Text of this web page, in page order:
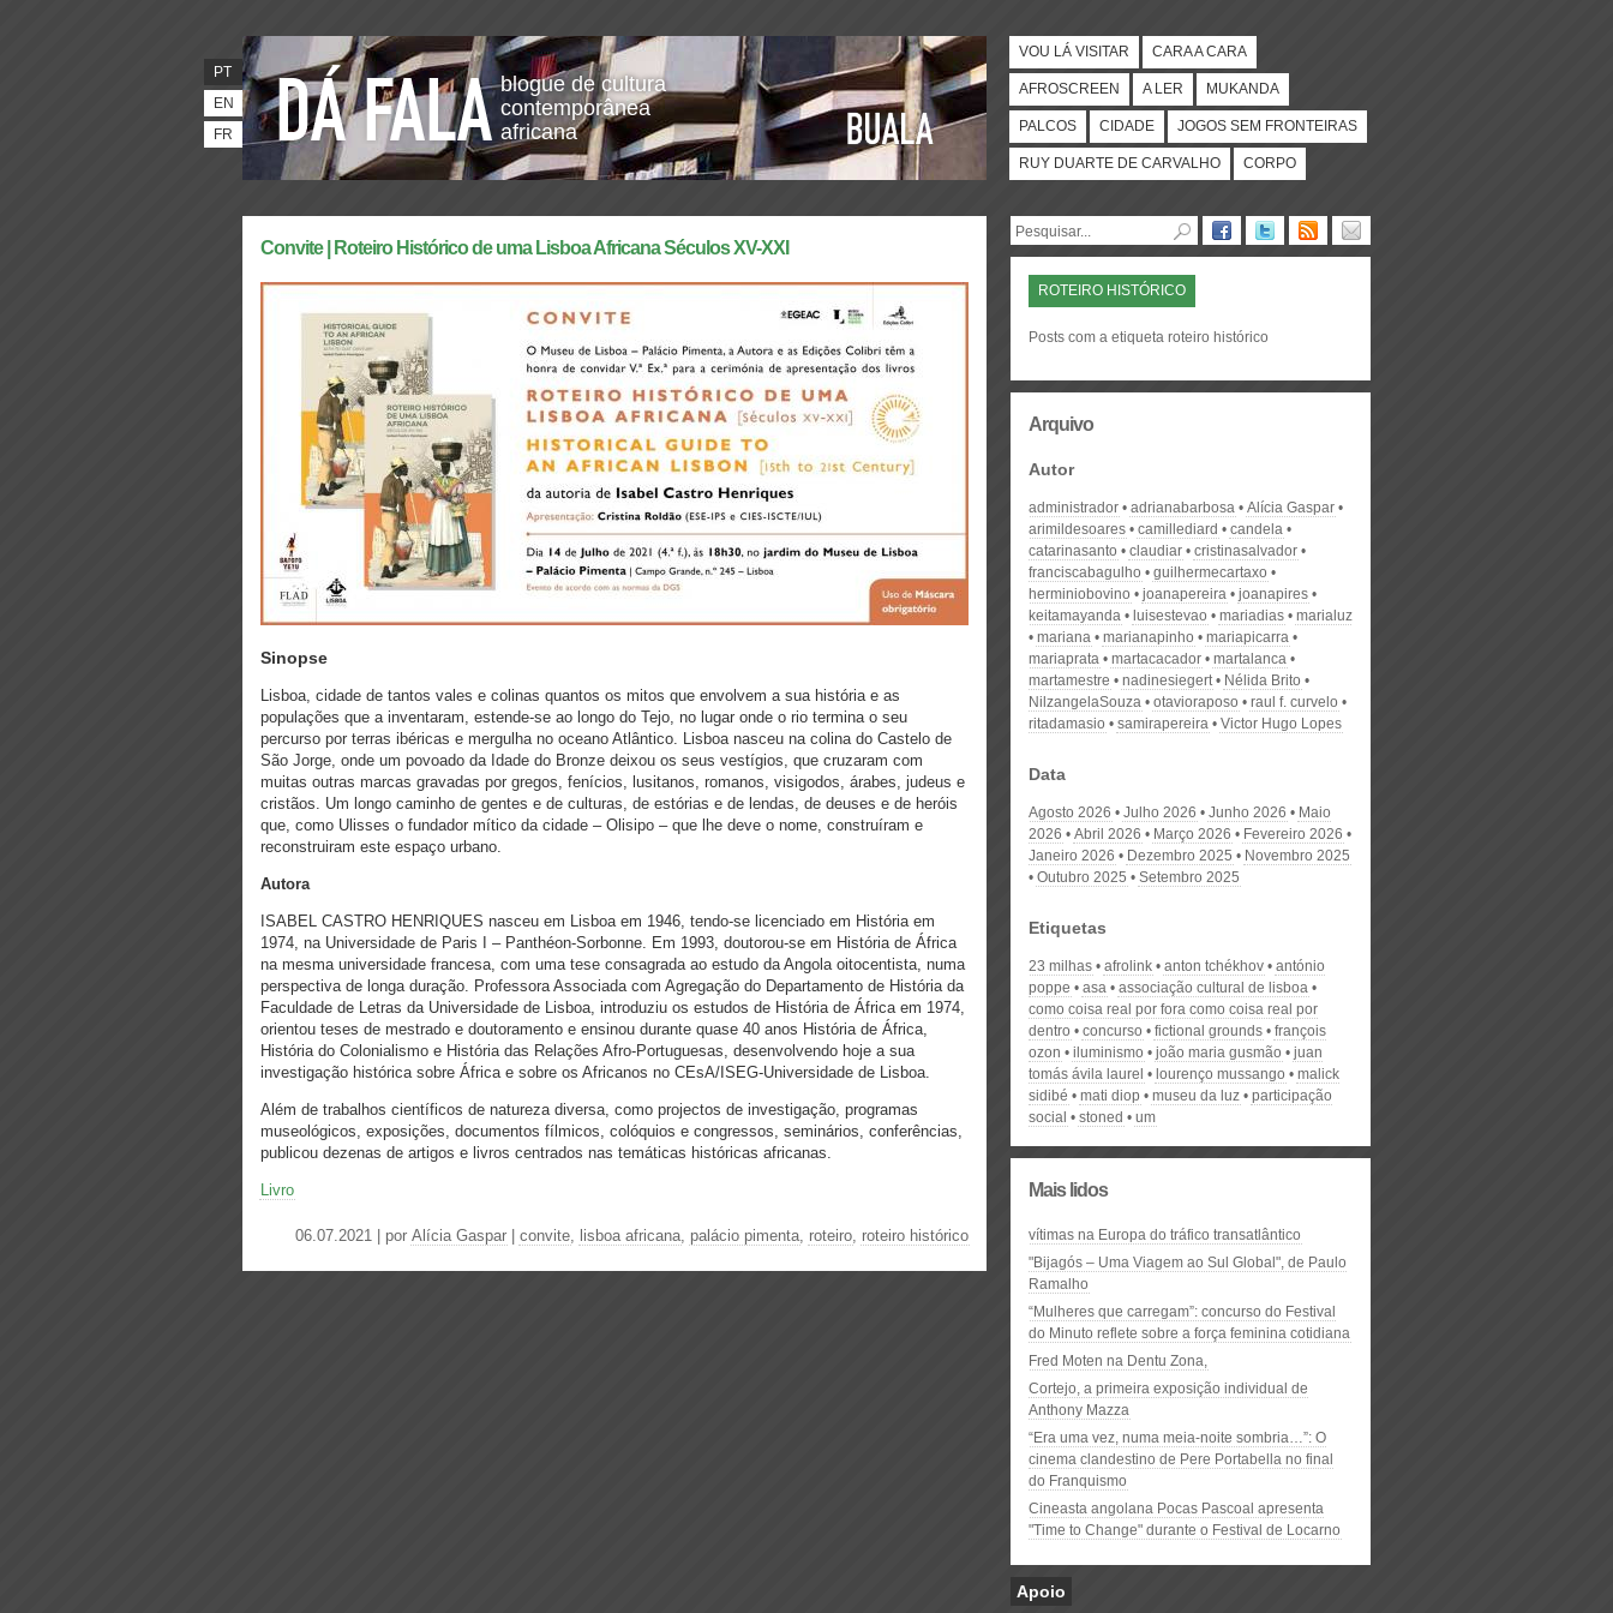
blogue de cultura
contemporânea
africana
PT
EN
FR
VOU LÁ VISITAR CARA A CARA
AFROSCREEN A LER MUKANDA
PALCOS CIDADE JOGOS SEM FRONTEIRAS
RUY DUARTE DE CARVALHO CORPO
Convite | Roteiro Histórico de uma Lisboa Africana Séculos XV-XXI
Sinopse
Lisboa, cidade de tantos vales e colinas quantos os mitos que envolvem a sua história e as
populações que a inventaram, estende-se ao longo do Tejo, no lugar onde o rio termina o seu
percurso por terras ibéricas e mergulha no oceano Atlântico. Lisboa nasceu na colina do Castelo de
São Jorge, onde um povoado da Idade do Bronze deixou os seus vestígios, que cruzaram com
muitas outras marcas gravadas por gregos, fenícios, lusitanos, romanos, visigodos, árabes, judeus e
cristãos. Um longo caminho de gentes e de culturas, de estórias e de lendas, de deuses e de heróis
que, como Ulisses o fundador mítico da cidade – Olisipo – que lhe deve o nome, construíram e
reconstruiram este espaço urbano.
Autora
ISABEL CASTRO HENRIQUES nasceu em Lisboa em 1946, tendo-se licenciado em História em
1974, na Universidade de Paris I – Panthéon-Sorbonne. Em 1993, doutorou-se em História de África
na mesma universidade francesa, com uma tese consagrada ao estudo da Angola oitocentista, numa
perspectiva de longa duração. Professora Associada com Agregação do Departamento de História da
Faculdade de Letras da Universidade de Lisboa, introduziu os estudos de História de África em 1974,
orientou teses de mestrado e doutoramento e ensinou durante quase 40 anos História de África,
História do Colonialismo e História das Relações Afro-Portuguesas, desenvolvendo hoje a sua
investigação histórica sobre África e sobre os Africanos no CEsA/ISEG-Universidade de Lisboa.
Além de trabalhos científicos de natureza diversa, como projectos de investigação, programas
museológicos, exposições, documentos fílmicos, colóquios e congressos, seminários, conferências,
publicou dezenas de artigos e livros centrados nas temáticas históricas africanas.
Livro
06.07.2021 | por Alícia Gaspar convite, lisboa africana, palácio pimenta, roteiro, roteiro histórico
ROTEIRO HISTÓRICO
Posts com a etiqueta roteiro histórico
Arquivo
Autor
administrador adrianabarbosa
Alícia Gaspar
arimildesoares
camillediard
candela
catarinasanto
claudiar
cristinasalvador
franciscabagulho
guilhermecartaxo
herminiobovino
joanapereira
joanapires
keitamayanda
luisestevao mariadias
marialuz
mariana
marianapinho
mariapicarra
mariaprata
martacacador
martalanca
martamestre
nadinesiegert
Nélida Brito
NilzangelaSouza
otavioraposo
raul f. curvelo
ritadamasio
samirapereira Victor Hugo Lopes
Data
Agosto 2026 Julho 2026 Junho 2026
Maio
2026
Abril 2026 Março 2026
Fevereiro 2026
Janeiro 2026
Dezembro 2025
Novembro 2025
Outubro 2025
Setembro 2025
Etiquetas
23 milhas afrolink anton tchékhov
antónio
poppe
asa
associação cultural de lisboa
como coisa real por fora como coisa real por
dentro
concurso fictional grounds
françois
ozon
iluminismo joão maria gusmão
juan
tomás ávila laurel
lourenço mussango
malick
sidibé
mati diop museu da luz
participação
social
stoned um
Mais lidos
vítimas na Europa do tráfico transatlântico
"Bijagós – Uma Viagem ao Sul Global", de Paulo
Ramalho
“Mulheres que carregam”: concurso do Festival
do Minuto reflete sobre a força feminina cotidiana
Fred Moten na Dentu Zona,
Cortejo, a primeira exposição individual de
Anthony Mazza
“Era uma vez, numa meia-noite sombria…”: O
cinema clandestino de Pere Portabella no final
do Franquismo
Cineasta angolana Pocas Pascoal apresenta
"Time to Change" durante o Festival de Locarno
Apoio